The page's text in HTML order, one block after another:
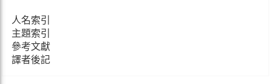
人名索引
主題索引
參考文獻
譯者後記